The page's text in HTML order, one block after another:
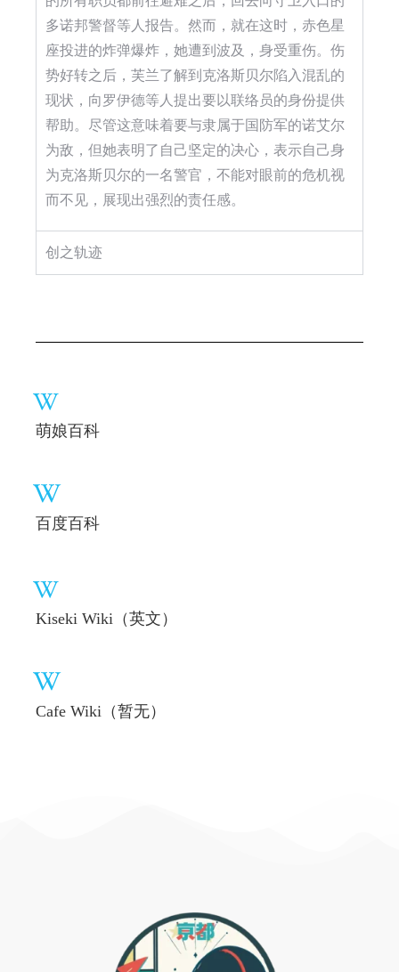
多诺邦警督等人报告。然而，就在这时，赤色星
座投进的炸弹爆炸，她遭到波及，身受重伤。伤
势好转之后，芙兰了解到克洛斯贝尔陷入混乱的
现状，向罗伊德等人提出要以联络员的身份提供
帮助。尽管这意味着要与隶属于国防军的诺艾尔
为敌，但她表明了自己坚定的决心，表示自己身
为克洛斯贝尔的一名警官，不能对眼前的危机视
而不见，展现出强烈的责任感。
创之轨迹
萌娘百科
百度百科
Kiseki Wiki（英文）
Cafe Wiki（暂无）